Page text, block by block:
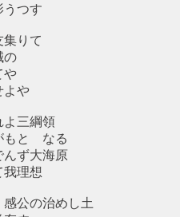
うつす
りて
の
や
よや
三綱領
とゝなる
んず大海原
我理想
公の治めし土